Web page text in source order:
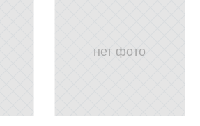
нет фото